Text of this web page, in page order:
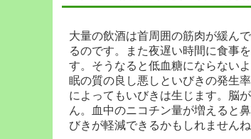
大量の飲酒は首周囲の筋肉が緩ん
るのです。また夜遅い時間に食事
す。そうなると低血糖にならない
眠の質の良し悪しといびきの発生
によってもいびきは生じます。脳
ん。血中のニコチン量が増えると
びきが軽減できるかもしれませんね